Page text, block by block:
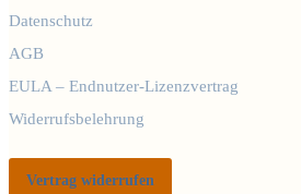
Datenschutz
AGB
EULA – Endnutzer-Lizenzvertrag
Widerrufsbelehrung
Vertrag widerrufen